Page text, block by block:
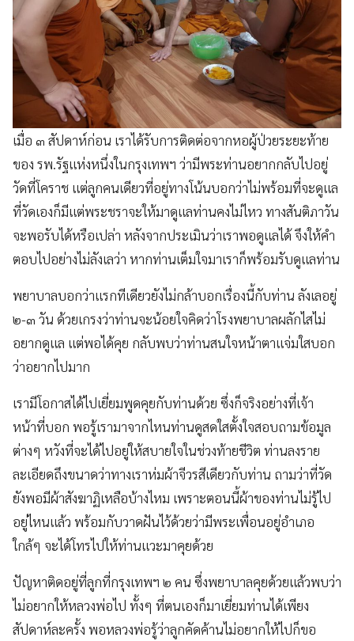
เมื่อ ๓ สัปดาห์ก่อน เราได้รับการติดต่อจากหอผู้ป่วยระยะท้าย
ของ รพ.รัฐแห่งหนึ่งในกรุงเทพฯ ว่ามีพระท่านอยากกลับไปอยู่
วัดที่โคราช แต่ลูกคนเดียวที่อยู่ทางโน้นบอกว่าไม่พร้อมที่จะดูแล
ที่วัดเองก็มีแต่พระชราจะให้มาดูแลท่านคงไม่ไหว ทางสันติภาวัน
จะพอรับได้หรือเปล่า หลังจากประเมินว่าเราพอดูแลได้ จึงให้คำ
ตอบไปอย่างไม่ลังเลว่า หากท่านเต็มใจมาเราก็พร้อมรับดูแลท่าน
พยาบาลบอกว่าแรกทีเดียวยังไม่กล้าบอกเรื่องนี้กับท่าน ลังเลอยู่
๒-๓ วัน ด้วยเกรงว่าท่านจะน้อยใจคิดว่าโรงพยาบาลผลักไสไม่
อยากดูแล แต่พอได้คุย กลับพบว่าท่านสนใจหน้าตาแจ่มใสบอก
ว่าอยากไปมาก
เรามีโอกาสได้ไปเยี่ยมพูดคุยกับท่านด้วย ซึ่งก็จริงอย่างที่เจ้า
หน้าที่บอก พอรู้เรามาจากไหนท่านดูสดใสตั้งใจสอบถามข้อมูล
ต่างๆ หวังที่จะได้ไปอยู่ให้สบายใจในช่วงท้ายชีวิต ท่านลงราย
ละเอียดถึงขนาดว่าทางเราห่มผ้าจีวรสีเดียวกับท่าน ถามว่าที่วัด
ยังพอมีผ้าสังฆาฏิเหลือบ้างไหม เพราะตอนนี้ผ้าของท่านไม่รู้ไป
อยู่ไหนแล้ว พร้อมกับวาดฝันไว้ด้วยว่ามีพระเพื่อนอยู่อำเภอ
ใกล้ๆ จะได้โทรไปให้ท่านแวะมาคุยด้วย
ปัญหาติดอยู่ที่ลูกที่กรุงเทพฯ ๒ คน ซึ่งพยาบาลคุยด้วยแล้วพบว่า
ไม่อยากให้หลวงพ่อไป ทั้งๆ ที่ตนเองก็มาเยี่ยมท่านได้เพียง
สัปดาห์ละครั้ง พอหลวงพ่อรู้ว่าลูกคัดค้านไม่อยากให้ไปก็ขอ